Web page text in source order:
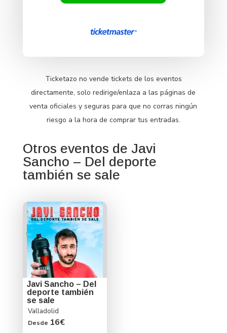
Ticketazo no vende tickets de los eventos
directamente, solo redirige/enlaza a las páginas de
venta oficiales y seguras para que no corras ningún
riesgo a la hora de comprar tus entradas.
Otros eventos de Javi
Sancho – Del deporte
también se sale
Javi Sancho – Del
deporte también
se sale
Valladolid
Desde 16€